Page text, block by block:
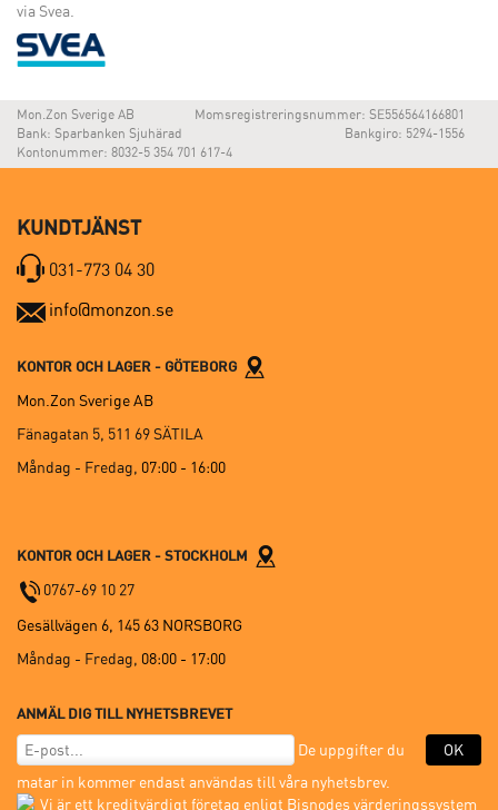
via Svea.
Mon.Zon Sverige AB
Momsregistreringsnummer: SE556564166801
Bank: Sparbanken Sjuhärad
Bankgiro: 5294-1556
Kontonummer: 8032-5 354 701 617-4
KUNDTJÄNST
031-773 04 30
info@monzon.se
KONTOR OCH LAGER - GÖTEBORG
Mon.Zon Sverige AB
Fänagatan 5, 511 69 SÄTILA
Måndag - Fredag, 07:00 - 16:00
KONTOR OCH LAGER - STOCKHOLM
0767-69 10 27
Gesällvägen 6, 145 63 NORSBORG
Måndag - Fredag, 08:00 - 17:00
ANMÄL DIG TILL NYHETSBREVET
OK
De uppgifter du
matar in kommer endast användas till våra nyhetsbrev.